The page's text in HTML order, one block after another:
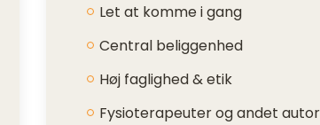
Let at komme i gang
Central beliggenhed
Høj faglighed & etik
Fysioterapeuter og andet